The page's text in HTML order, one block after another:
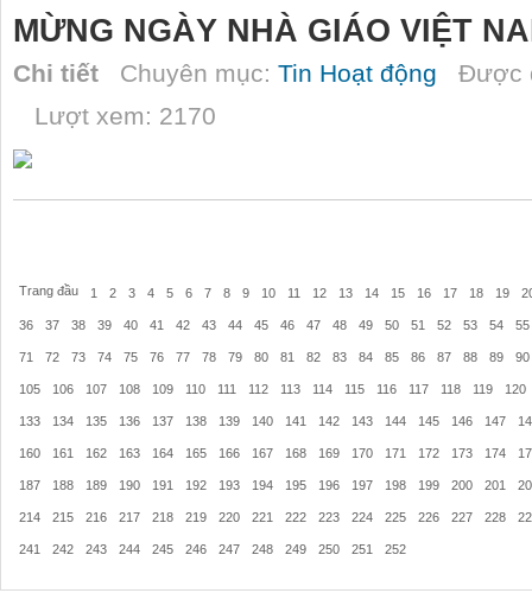
MỪNG NGÀY NHÀ GIÁO VIỆT
Chi tiết Chuyên mục: Tin Hoạt động Được
Lượt xem: 2170
Trang đầu 1 2 3 4 5 6 7 8 9 10 11 12 13 14 15 16 17 18 19
36 37 38 39 40 41 42 43 44 45 46 47 48 49 50 51 52 53 54 55
71 72 73 74 75 76 77 78 79 80 81 82 83 84 85 86 87 88 89 90
105 106 107 108 109 110 111 112 113 114 115 116 117 118 119 120
133 134 135 136 137 138 139 140 141 142 143 144 145 146 147
160 161 162 163 164 165 166 167 168 169 170 171 172 173 174
187 188 189 190 191 192 193 194 195 196 197 198 199 200 201
214 215 216 217 218 219 220 221 222 223 224 225 226 227 228
241 242 243 244 245 246 247 248 249 250 251 252